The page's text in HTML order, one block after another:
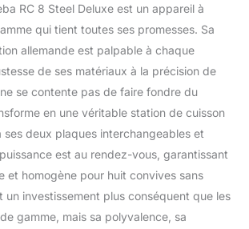
RC 8 Steel Deluxe est un appareil à
qui tient toutes ses promesses. Sa
allemande est palpable à chaque
de ses matériaux à la précision de
se contente pas de faire fondre du
en une véritable station de cuisson
ses deux plaques interchangeables et
est au rendez-vous, garantissant
et homogène pour huit convives sans
un investissement plus conséquent que les
gamme, mais sa polyvalence, sa